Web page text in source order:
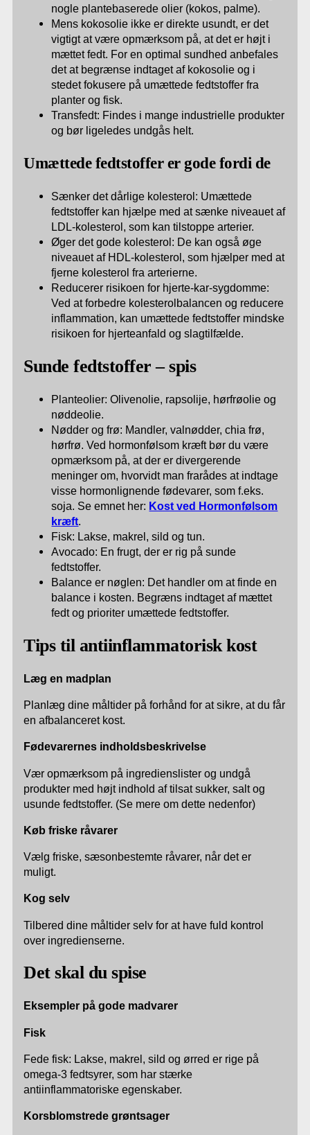
nogle plantebaserede olier (kokos, palme).
Mens kokosolie ikke er direkte usundt, er det
vigtigt at være opmærksom på, at det er højt i
mættet fedt. For en optimal sundhed anbefales
det at begrænse indtaget af kokosolie og i
stedet fokusere på umættede fedtstoffer fra
planter og fisk.
Transfedt: Findes i mange industrielle produkter
og bør ligeledes undgås helt.
Umættede fedtstoffer er gode fordi de
Sænker det dårlige kolesterol: Umættede
fedtstoffer kan hjælpe med at sænke niveauet af
LDL-kolesterol, som kan tilstoppe arterier.
Øger det gode kolesterol: De kan også øge
niveauet af HDL-kolesterol, som hjælper med at
fjerne kolesterol fra arterierne.
Reducerer risikoen for hjerte-kar-sygdomme:
Ved at forbedre kolesterolbalancen og reducere
inflammation, kan umættede fedtstoffer mindske
risikoen for hjerteanfald og slagtilfælde.
Sunde fedtstoffer – spis
Planteolier: Olivenolie, rapsolije, hørfrøolie og
nøddeolie.
Nødder og frø: Mandler, valnødder, chia frø,
hørfrø. Ved hormonfølsom kræft bør du være
opmærksom på, at der er divergerende
meninger om, hvorvidt man frarådes at indtage
visse hormonlignende fødevarer, som f.eks.
soja. Se emnet her: Kost ved Hormonfølsom
kræft.
Fisk: Lakse, makrel, sild og tun.
Avocado: En frugt, der er rig på sunde
fedtstoffer.
Balance er nøglen: Det handler om at finde en
balance i kosten. Begræns indtaget af mættet
fedt og prioriter umættede fedtstoffer.
Tips til antiinflammatorisk kost
Læg en madplan
Planlæg dine måltider på forhånd for at sikre, at du får
en afbalanceret kost.
Fødevarernes indholdsbeskrivelse
Vær opmærksom på ingredienslister og undgå
produkter med højt indhold af tilsat sukker, salt og
usunde fedtstoffer. (Se mere om dette nedenfor)
Køb friske råvarer
Vælg friske, sæsonbestemte råvarer, når det er
muligt.
Kog selv
Tilbered dine måltider selv for at have fuld kontrol
over ingredienserne.
Det skal du spise
Eksempler på gode madvarer
Fisk
Fede fisk: Lakse, makrel, sild og ørred er rige på
omega-3 fedtsyrer, som har stærke
antiinflammatoriske egenskaber.
Korsblomstrede grøntsager